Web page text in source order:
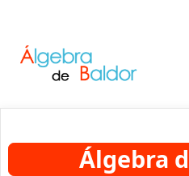
Álgebra